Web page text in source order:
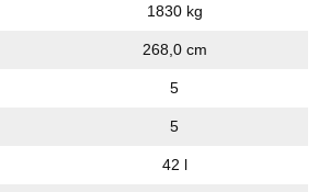
1830 kg
268,0 cm
5
5
42 l